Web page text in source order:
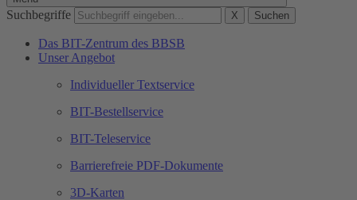
Suchbegriffe X Suchen
Das BIT-Zentrum des BBSB
Unser Angebot
Individueller Textservice
BIT-Bestellservice
BIT-Teleservice
Barrierefreie PDF-Dokumente
3D-Karten